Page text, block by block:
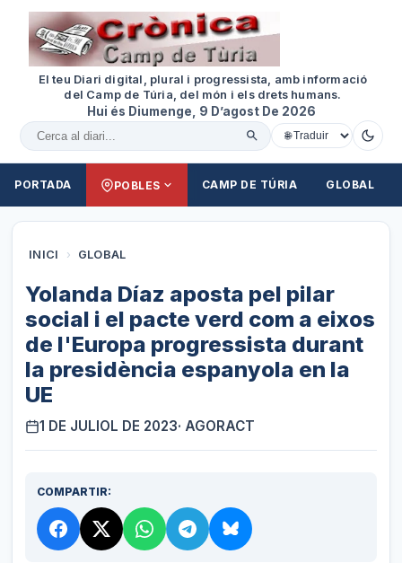
El teu Diari digital, plural i progressista, amb informació
del Camp de Túria, del món i els drets humans.
Hui és Diumenge, 9 D’agost De 2026
Cercar al diari
PORTADA POBLES CAMP DE TÚRIA GLOBAL
INICI › GLOBAL
Yolanda Díaz aposta pel pilar
social i el pacte verd com a eixos
de l'Europa progressista durant
la presidència espanyola en la
UE
1 DE JULIOL DE 2023· AGORACT
COMPARTIR: